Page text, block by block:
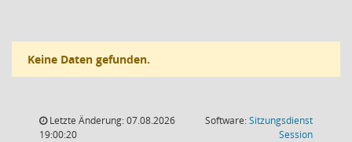
Keine Daten gefunden.
Letzte Änderung: 07.08.2026
19:00:20
Software:Sitzungsdienst
Session(Wird in